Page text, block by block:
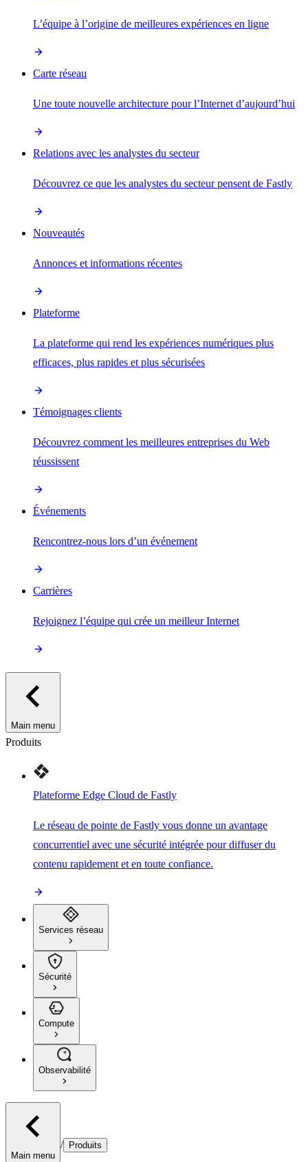
L’équipe à l’origine de meilleures expériences en ligne
Carte réseau
Une toute nouvelle architecture pour l’Internet d’aujourd’hui
Relations avec les analystes du secteur
Découvrez ce que les analystes du secteur pensent de Fastly
Nouveautés
Annonces et informations récentes
Plateforme
La plateforme qui rend les expériences numériques plus
efficaces, plus rapides et plus sécurisées
Témoignages clients
Découvrez comment les meilleures entreprises du Web
réussissent
Événements
Rencontrez-nous lors d’un événement
Carrières
Rejoignez l’équipe qui crée un meilleur Internet
Main menu
Produits
Plateforme Edge Cloud de Fastly
Le réseau de pointe de Fastly vous donne un avantage
concurrentiel avec une sécurité intégrée pour diffuser du
contenu rapidement et en toute confiance.
Services réseau
Sécurité
Compute
Observabilité
Main menu
/ Produits